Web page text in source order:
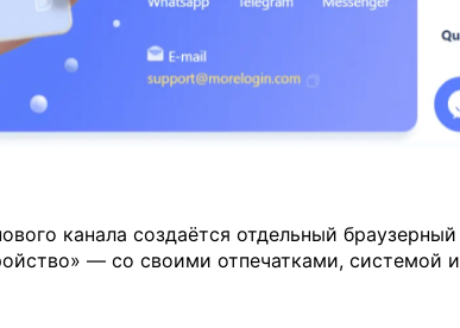
канала создаётся отдельный браузерный
— со своими отпечатками, системой и